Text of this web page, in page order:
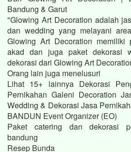
Bandung & Garut
"Glowing Art Decoration adalah
dan wedding yang melayani
Glowing Art Decoration memiliki
akad dan juga paket dekorasi
dekorasi dari Glowing Art
Orang lain juga menelusuri
Lihat 15+ lainnya Dekorasi
Pernikahan Galeni Decoration
Wedding & Dekorasi Jasa
BANDUN Event Organizer (EO)
Paket catering dan dekorasi
bandung
Resep Bunda